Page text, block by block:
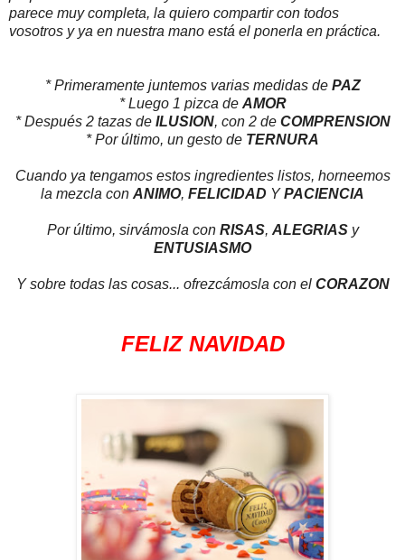
parece muy completa, la quiero compartir con todos
vosotros y ya en nuestra mano está el ponerla en práctica.
* Primeramente juntemos varias medidas de PAZ
* Luego 1 pizca de AMOR
* Después 2 tazas de ILUSION, con 2 de COMPRENSION
* Por último, un gesto de TERNURA
Cuando ya tengamos estos ingredientes listos, horneemos
la mezcla con ANIMO, FELICIDAD YPACIENCIA
Por último, sirvámosla con RISAS, ALEGRIASy
ENTUSIASMO
Y sobre todas las cosas... ofrezcámosla con el CORAZON
FELIZ NAVIDAD